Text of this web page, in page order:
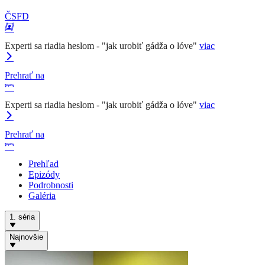
ČSFD
Experti sa riadia heslom - "jak urobiť gádža o lóve" viac
Prehrať na
Experti sa riadia heslom - "jak urobiť gádža o lóve" viac
Prehrať na
Prehľad
Epizódy
Podrobnosti
Galéria
1. séria
Najnovšie